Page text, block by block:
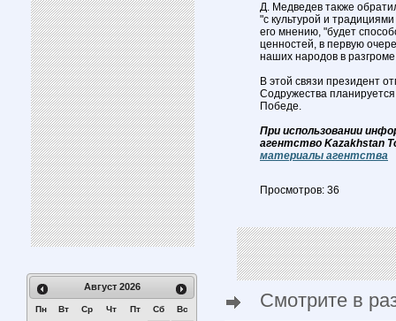
Август 2026
Пн Вт Ср Чт Пт Сб Вс
Д. Медведев также
"с культурой и
его мнению, "будет
ценностей, в первую
наших народов в
В этой связи президент
Содружества
Победе.
При использовании
агентство Kazakhstan
материалы агентства
Просмотров: 36
Смотрите в